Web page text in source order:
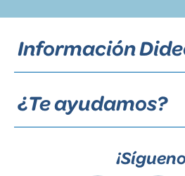
Información
¿Te ayudamos?